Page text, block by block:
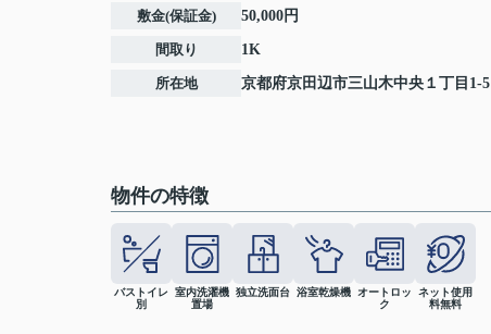
敷金(保証金) 50,000円
間取り 1K
所在地 京都府京田辺市三山木中央 １丁目1-5
物件の特徴
バストイレ
別
室内洗濯機
置場
独立洗面台 浴室乾燥機
オートロッ
ク
ネット使用
料無料